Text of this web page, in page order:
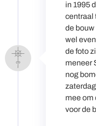
in 1995
centraal
de bouw
wel
de foto
meneer
nog
mee om
voor de